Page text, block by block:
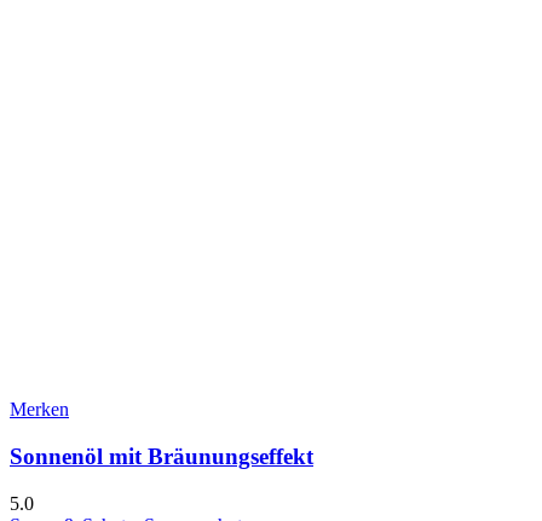
Merken
Sonnenöl mit Bräunungseffekt
5.0